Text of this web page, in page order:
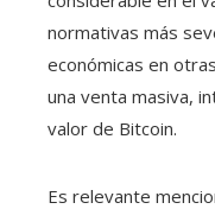
normativas más
económicas en
una venta masiva,
valor de Bitcoin.
Es relevante